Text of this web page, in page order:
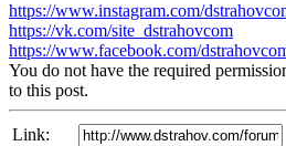
https://www.instagram.com/
https://vk.com/site_dstrahovcom
https://www.facebook.com/
You do not have the required
to this post.
Link: